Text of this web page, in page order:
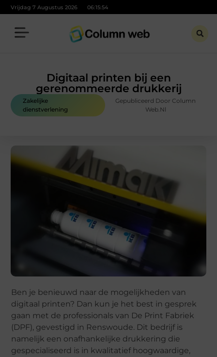
Vrijdag 7 Augustus 2026 06:15:56
Digitaal printen bij een
gerenommeerde drukkerij
Zakelijke
dienstverlening
Gepubliceerd Door Column
Web.nl
Ben je benieuwd naar de mogelijkheden van
digitaal printen? Dan kun je het best in gesprek
gaan met de professionals van De Print Fabriek
(DPF), gevestigd in Renswoude. Dit bedrijf is
namelijk een onafhankelijke drukkering die
gespecialiseerd is in kwalitatief hoogwaardige,